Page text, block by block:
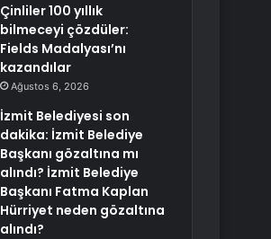
Çinliler 100 yıllık
bilmeceyi çözdüler:
Fields Madalyası’nı
kazandılar
Ağustos 6, 2026
İzmit Belediyesi son
dakika: İzmit Belediye
Başkanı gözaltına mı
alındı? İzmit Belediye
Başkanı Fatma Kaplan
Hürriyet neden gözaltına
alındı?